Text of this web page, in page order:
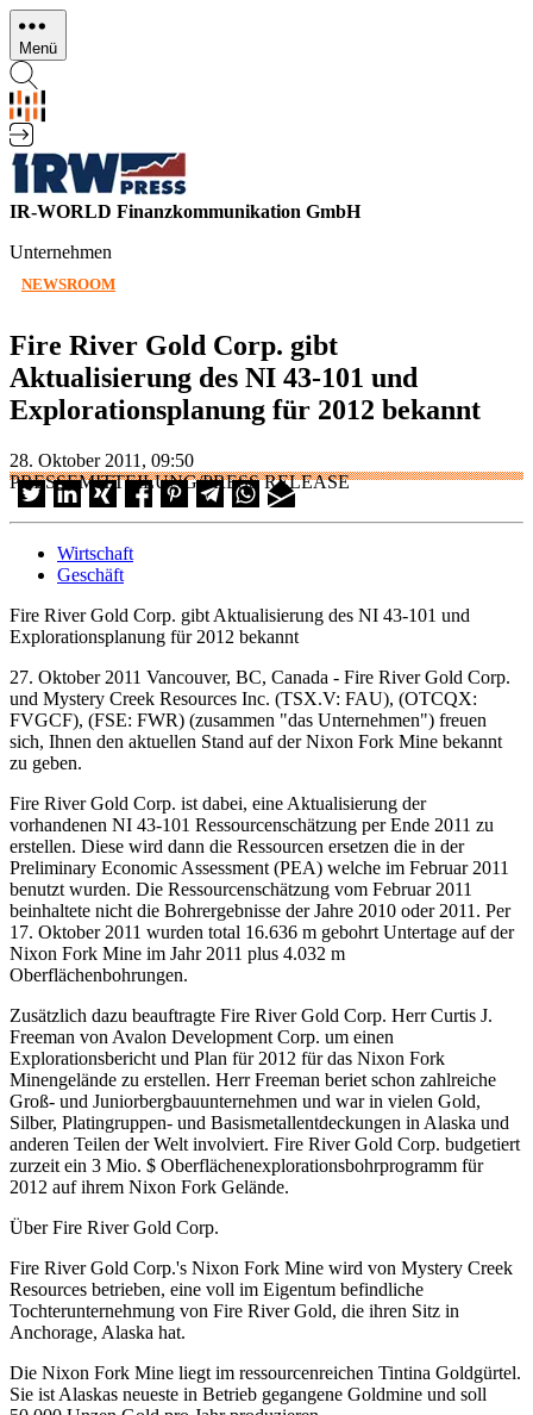
Direkt
zum
Inhalt
Menü
IR-WORLD Finanzkommunikation GmbH
Unternehmen
NEWSROOM
Fire River Gold Corp. gibt
Aktualisierung des NI 43-101 und
Explorationsplanung für 2012 bekannt
28. Oktober 2011, 09:50
PRESSEMITTEILUNG/PRESS RELEASE
Wirtschaft
Geschäft
Fire River Gold Corp. gibt Aktualisierung des NI 43-101 und
Explorationsplanung für 2012 bekannt
27. Oktober 2011 Vancouver, BC, Canada - Fire River Gold Corp.
und Mystery Creek Resources Inc. (TSX.V: FAU), (OTCQX:
FVGCF), (FSE: FWR) (zusammen "das Unternehmen") freuen
sich, Ihnen den aktuellen Stand auf der Nixon Fork Mine bekannt
zu geben.
Fire River Gold Corp. ist dabei, eine Aktualisierung der
vorhandenen NI 43-101 Ressourcenschätzung per Ende 2011 zu
erstellen. Diese wird dann die Ressourcen ersetzen die in der
Preliminary Economic Assessment (PEA) welche im Februar 2011
benutzt wurden. Die Ressourcenschätzung vom Februar 2011
beinhaltete nicht die Bohrergebnisse der Jahre 2010 oder 2011. Per
17. Oktober 2011 wurden total 16.636 m gebohrt Untertage auf der
Nixon Fork Mine im Jahr 2011 plus 4.032 m
Oberflächenbohrungen.
Zusätzlich dazu beauftragte Fire River Gold Corp. Herr Curtis J.
Freeman von Avalon Development Corp. um einen
Explorationsbericht und Plan für 2012 für das Nixon Fork
Minengelände zu erstellen. Herr Freeman beriet schon zahlreiche
Groß- und Juniorbergbauunternehmen und war in vielen Gold,
Silber, Platingruppen- und Basismetallentdeckungen in Alaska und
anderen Teilen der Welt involviert. Fire River Gold Corp. budgetiert
zurzeit ein 3 Mio. $ Oberflächenexplorationsbohrprogramm für
2012 auf ihrem Nixon Fork Gelände.
Über Fire River Gold Corp.
Fire River Gold Corp.'s Nixon Fork Mine wird von Mystery Creek
Resources betrieben, eine voll im Eigentum befindliche
Tochterunternehmung von Fire River Gold, die ihren Sitz in
Anchorage, Alaska hat.
Die Nixon Fork Mine liegt im ressourcenreichen Tintina Goldgürtel.
Sie ist Alaskas neueste in Betrieb gegangene Goldmine und soll